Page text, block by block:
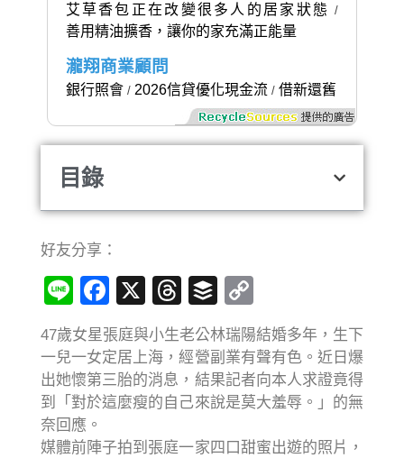
艾草香包正在改變很多人的居家狀態 /
善用精油擴香，讓你的家充滿正能量
瀧翔商業顧問
銀行照會/ 2026信貸優化現金流 / 借新還舊
目錄
好友分享：
LineFacebook
X Threads
Buffer
Link
47歲女星張庭與小生老公林瑞陽結婚多年，生下
一兒一女定居上海，經營副業有聲有色。近日爆
出她懷第三胎的消息，結果記者向本人求證竟得
到「對於這麼瘦的自己來說是莫大羞辱。」的無
奈回應。
媒體前陣子拍到張庭一家四口甜蜜出遊的照片，